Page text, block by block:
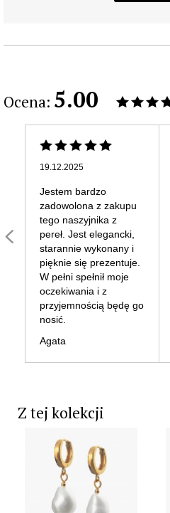
Ocena: 5.00
19.12.2025
Jestem bardzo
zadowolona z zakupu
tego naszyjnika z
pereł. Jest elegancki,
starannie wykonany i
pięknie się prezentuje.
W pełni spełnił moje
oczekiwania i z
przyjemnością będę go
nosić.
Agata
Z tej kolekcji